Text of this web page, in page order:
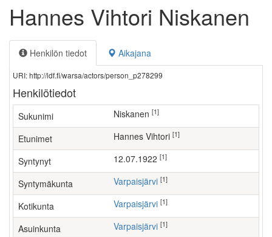
Hannes Vihtori Niskanen
Henkilön tiedot Aikajana
URI: http://ldf.fi/warsa/actors/person_p278299
Henkilötiedot
Sukunimi Niskanen [1]
Etunimet Hannes Vihtori [1]
Syntynyt 12.07.1922 [1]
Syntymäkunta Varpaisjärvi [1]
Kotikunta Varpaisjärvi [1]
Asuinkunta Varpaisjärvi [1]